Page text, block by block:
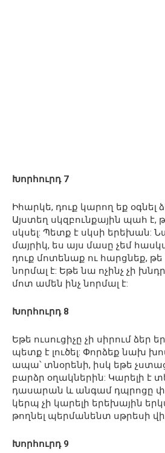
Խորհուրդ 7
Իհարկե, դուք կարող եք օգնել
Այստեղ սկզբունքային պահ է,
սկսել: Պետք է սկսի երեխան:
մայրիկ, ես այս մասը չեմ
դուք մոտենաք ու հարցնեք, թե
նորմալ է: Եթե նա ոչինչ չի
մոտ ամեն ինչ նորմալ է:
Խորհուրդ 8
Եթե ուսուցիչը չի սիրում ձեր
պետք է լուծել: Փորձեք նախ
ապա՝ տնօրենի, իսկ եթե
բարձր օղակներին: Կարելի է
դասարան և անգամ դպրոցը
կերպ չի կարելի երեխային
թողնել պերմանենտ սթրեսի
Խորհուրդ 9